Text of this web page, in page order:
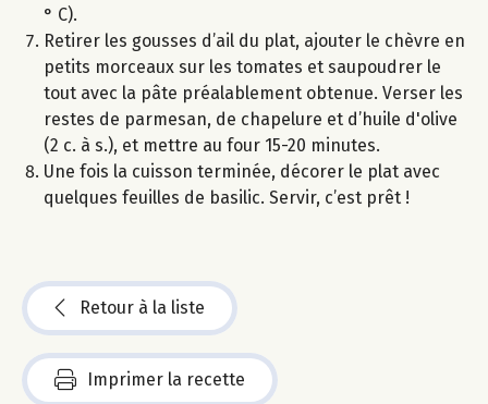
° C).
Retirer les gousses d’ail du plat, ajouter le chèvre en
petits morceaux sur les tomates et saupoudrer le
tout avec la pâte préalablement obtenue. Verser les
restes de parmesan, de chapelure et d’huile d'olive
(2 c. à s.), et mettre au four 15-20 minutes.
Une fois la cuisson terminée, décorer le plat avec
quelques feuilles de basilic. Servir, c’est prêt !
Retour à la liste
Imprimer la recette